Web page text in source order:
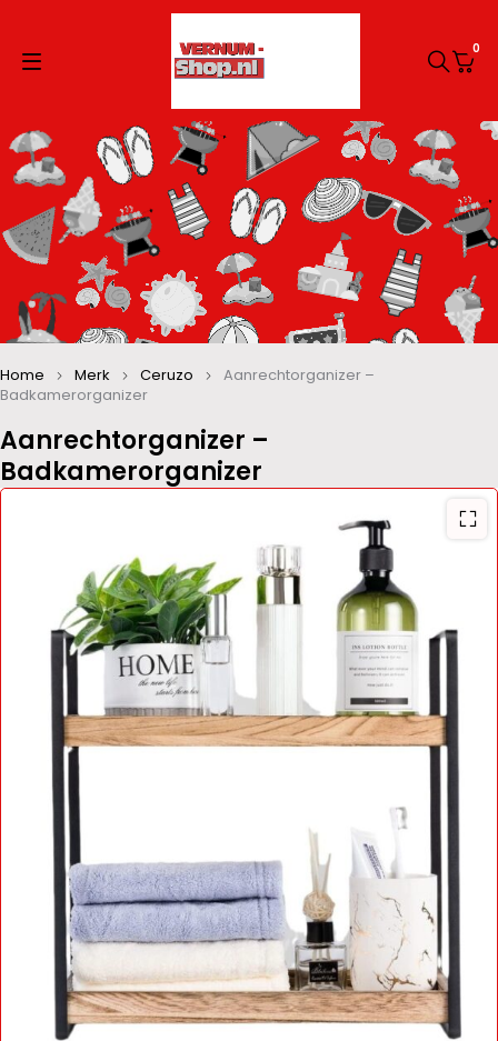
0
Aanrechtorganizer –
Badkamerorganizer
Home Merk Ceruzo
Aanrechtorganizer –
Badkamerorganizer